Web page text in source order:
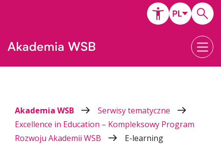
Akademia WSB
Serwisy tematyczne
Excellence in Education – Kompleksowy Program
Rozwoju Akademii WSB
E-learning